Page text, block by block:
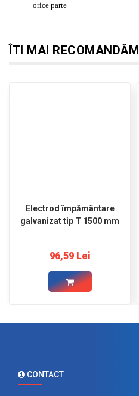
orice parte
ÎTI MAI RECOMANDĂM
Electrod împământare
galvanizat tip T 1500 mm
96,59 Lei
CONTACT